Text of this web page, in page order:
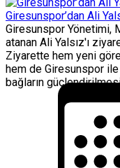
Giresunspor’dan Ali
Giresunspor Yönetimi,
atanan Ali Yalsız'ı
Ziyarette hem yeni
hem de Giresunspor
bağların